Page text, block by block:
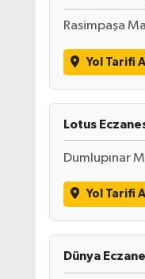
Rasimpaşa
Yol Tarifi Al
Lotus
Dumlupınar
Yol Tarifi Al
Dünya